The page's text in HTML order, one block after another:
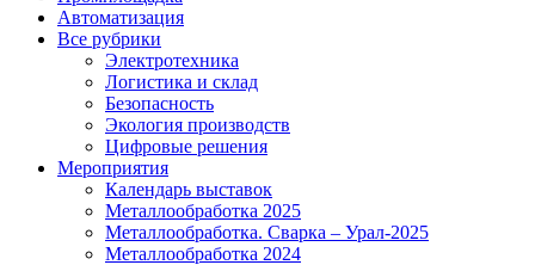
Автоматизация
Все рубрики
Электротехника
Логистика и склад
Безопасность
Экология производств
Цифровые решения
Мероприятия
Календарь выставок
Металлообработка 2025
Металлообработка. Сварка – Урал-2025
Металлообработка 2024